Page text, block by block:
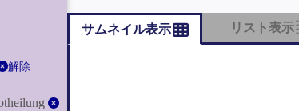
解除
サムネイル表示 リスト表示